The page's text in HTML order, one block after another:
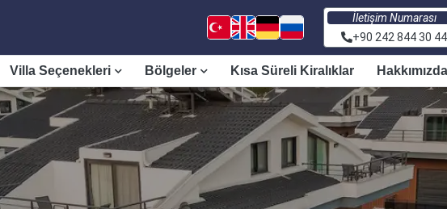
İletişim Numarası
+90 242 844 30 44
Villa Seçenekleri Bölgeler Kısa Süreli Kiralıklar Hakkımızda